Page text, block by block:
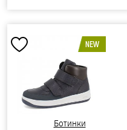
NEW
Ботинки